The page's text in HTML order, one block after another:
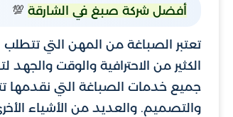
أفضل شركة صبغ في الشارقة 💯
تعتبر الصباغة من المهن التي تتطلب
الكثير من الاحترافية والوقت
جميع خدمات الصباغة التي نقدمها
والتصميم. والعديد من الأشياء